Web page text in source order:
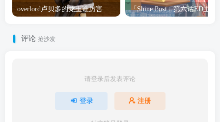
overlord卢贝多的龙王谁厉害 「Overlord」露普斯蕾琪娜·贝塔手办开订
评论 抢沙发
请登录后发表评论
登录 注册